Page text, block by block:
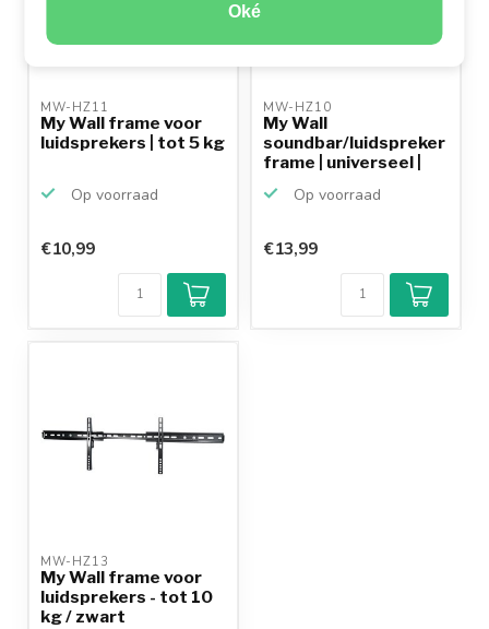
Oké
MW-HZ11
My Wall frame voor
luidsprekers | tot 5 kg
Op voorraad
€10,99
MW-HZ10
My Wall
soundbar/luidspreker
frame | universeel |
Op voorraad
€13,99
MW-HZ13
My Wall frame voor
luidsprekers - tot 10
kg / zwart